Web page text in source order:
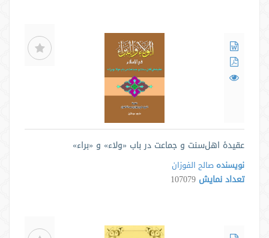
عقیدۀ اهل‌سنت و جماعت در باب «ولاء» و «براء»
نویسنده صالح الفوزان
تعداد نمایش 107079